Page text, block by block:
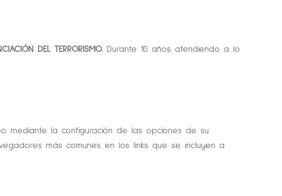
DEL TERRORISMO. Durante 10 años atendiendo a lo
mediante la configuración de las opciones de su
más comunes en los links que se incluyen a